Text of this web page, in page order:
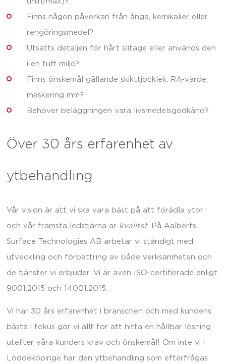
Finns någon påverkan från ånga, kemikalier eller
rengöringsmedel?
Utsätts detaljen för hårt slitage eller används den
i en tuff miljö?
Finns önskemål gällande skikttjocklek, RA-värde,
maskering mm?
Behöver beläggningen vara livsmedelsgodkänd?
Över 30 års erfarenhet av
ytbehandling
Vår vision är att vi ska vara bäst på att förädla ytor
och vår främsta ledstjärna är kvalitet. På Aalberts
Surface Technologies AB arbetar vi ständigt med
utveckling och förbättring av både verksamheten och
de tjänster vi erbjuder. Vi är även ISO-certifierade enligt
9001:2015 och 14001:2015.
Vi har 30 års erfarenhet i branschen och med kundens
bästa i fokus gör vi allt för att hitta en hållbar lösning
utefter våra kunders krav och önskemål! Om inte vi i
Löddeköpinge har den ytbehandling som efterfrågas